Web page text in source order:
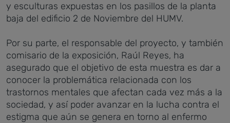
y esculturas expuestas en los pasillos de la planta
baja del edificio 2 de Noviembre del HUMV.
Por su parte, el responsable del proyecto, y también
comisario de la exposición, Raúl Reyes, ha
asegurado que el objetivo de esta muestra es dar a
conocer la problemática relacionada con los
trastornos mentales que afectan cada vez más a la
sociedad, y así poder avanzar en la lucha contra el
estigma que aún se genera en torno al enfermo